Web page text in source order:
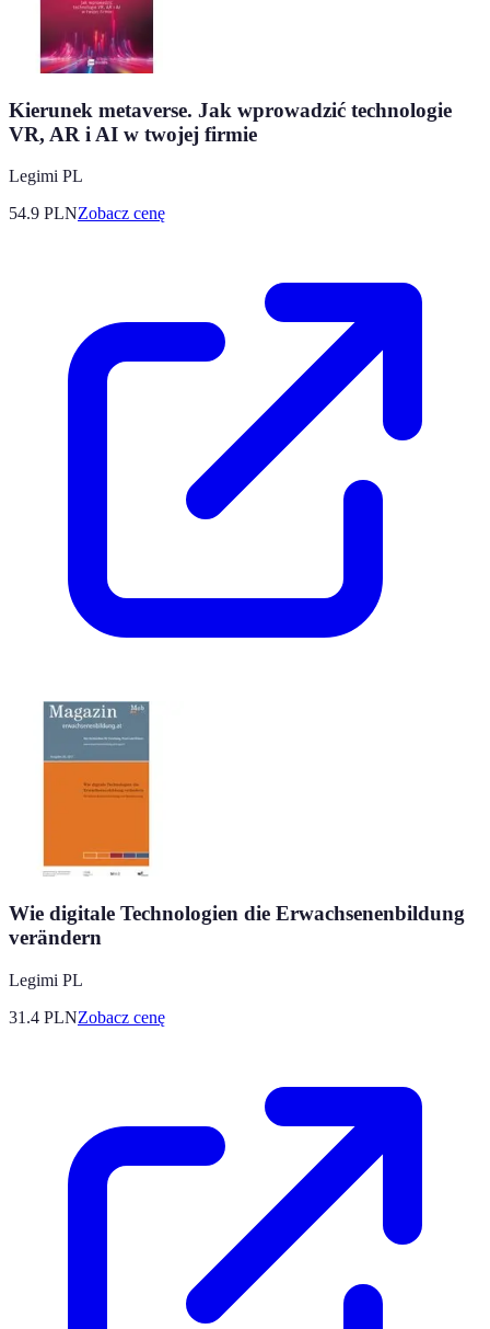
Kierunek metaverse. Jak wprowadzić technologie
VR, AR i AI w twojej firmie
Legimi PL
54.9 PLNZobacz cenę
Wie digitale Technologien die Erwachsenenbildung
verändern
Legimi PL
31.4 PLNZobacz cenę